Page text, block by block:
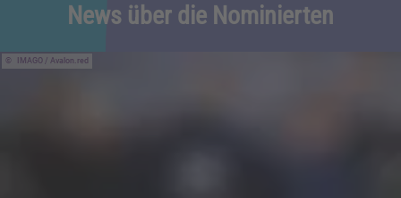
News über die Nominierten
IMAGO / Avalon.red